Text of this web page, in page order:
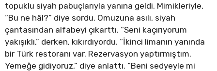
topuklu siyah pabuçlarıyla yanına geldi. Mimikleriyle,
“Bu ne hâl?” diye sordu. Omuzuna asılı, siyah
çantasından alfabeyi çıkarttı. “Seni kaçırıyorum
yakışıklı,” derken, kıkırdıyordu. “İkinci limanın yanında
bir Türk restoranı var. Rezervasyon yaptırmıştım.
Yemeğe gidiyoruz,” diye anlattı. “Beni sedyeyle mi